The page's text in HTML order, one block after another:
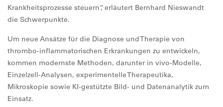
Krankheitsprozesse steuern“, erläutert Bernhard Nieswandt
die Schwerpunkte.
Um neue Ansätze für die Diagnose und Therapie von
thrombo-inflammatorischen Erkrankungen zu entwickeln,
kommen modernste Methoden, darunter in vivo-Modelle,
Einzelzell-Analysen, experimentelle Therapeutika,
Mikroskopie sowie KI-gestützte Bild- und Datenanalytik zum
Einsatz.